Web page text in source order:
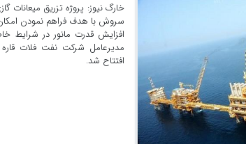
خارگ نیوز: پروژه تزریق
سروش با هدف فراهم نمودن
افزایش قدرت مانور در شرایط
مدیرعامل شرکت نفت فلات
افتتاح شد.